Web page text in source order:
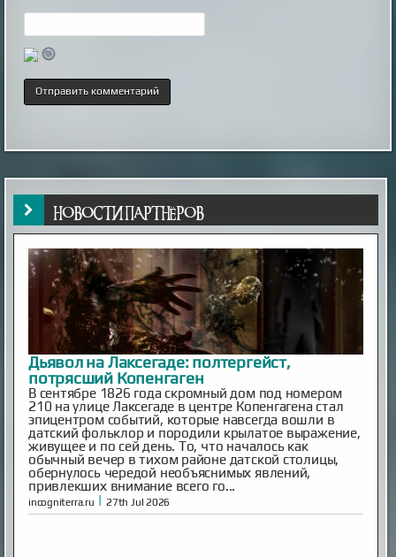
НОВОСТИ ПАРТНЁРОВ
Дьявол на Лаксегаде: полтергейст,
потрясший Копенгаген
В сентябре 1826 года скромный дом под номером
210 на улице Лаксегаде в центре Копенгагена стал
эпицентром событий, которые навсегда вошли в
датский фольклор и породили крылатое выражение,
живущее и по сей день. То, что началось как
обычный вечер в тихом районе датской столицы,
обернулось чередой необъяснимых явлений,
привлекших внимание всего го...
incogniterra.ru | 27th Jul 2026